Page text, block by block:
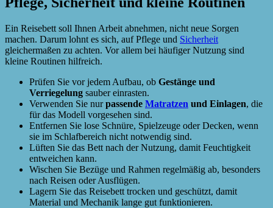
Ein Reisebett soll Ihnen Arbeit abnehmen, nicht neue Sorgen
machen. Darum lohnt es sich, auf Pflege und Sicherheit
gleichermaßen zu achten. Vor allem bei häufiger Nutzung sind
kleine Routinen hilfreich.
Prüfen Sie vor jedem Aufbau, ob Gestänge und
Verriegelung sauber einrasten.
Verwenden Sie nurpassende Matratzen und Einlagen, die
für das Modell vorgesehen sind.
Entfernen Sie lose Schnüre, Spielzeuge oder Decken, wenn
sie im Schlafbereich nicht notwendig sind.
Lüften Sie das Bett nach der Nutzung, damit Feuchtigkeit
entweichen kann.
Wischen Sie Bezüge und Rahmen regelmäßig ab, besonders
nach Reisen oder Ausflügen.
Lagern Sie das Reisebett trocken und geschützt, damit
Material und Mechanik lange gut funktionieren.